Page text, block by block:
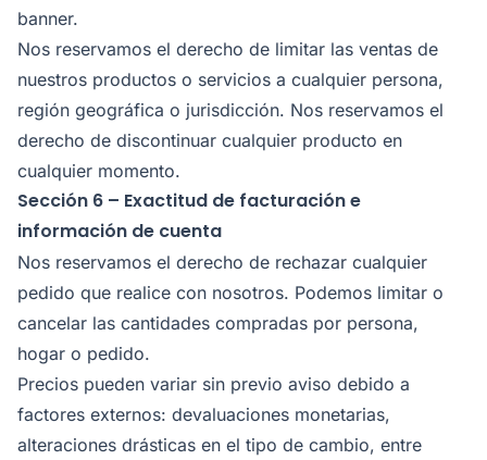
banner.
Nos reservamos el derecho de limitar las ventas de
nuestros productos o servicios a cualquier persona,
región geográfica o jurisdicción. Nos reservamos el
derecho de discontinuar cualquier producto en
cualquier momento.
Sección 6 – Exactitud de facturación e
información de cuenta
Nos reservamos el derecho de rechazar cualquier
pedido que realice con nosotros. Podemos limitar o
cancelar las cantidades compradas por persona,
hogar o pedido.
Precios pueden variar sin previo aviso debido a
factores externos: devaluaciones monetarias,
alteraciones drásticas en el tipo de cambio, entre